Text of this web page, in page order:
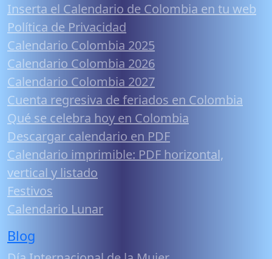
Inserta el Calendario de Colombia en tu web
Política de Privacidad
Calendario Colombia 2025
Calendario Colombia 2026
Calendario Colombia 2027
Cuenta regresiva de feriados en Colombia
Qué se celebra hoy en Colombia
Descargar calendario en PDF
Calendario imprimible: PDF horizontal,
vertical y listado
Festivos
Calendario Lunar
Blog